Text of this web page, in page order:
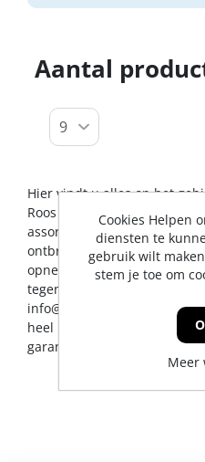
Aantal
Hier vindt u alles op het
Roos BV probeert u op dit
assortiment aan te bieden.
ontbreken, dan kunt u
opnemen voor een
tegen een scherpe prijs. U
info@jrs.nl
of telefonisch
heel Nederland, uiteraard
garantievoorwaarden.
Cookies Helpen
diensten te
gebruik wilt
stem je toe om
Meer